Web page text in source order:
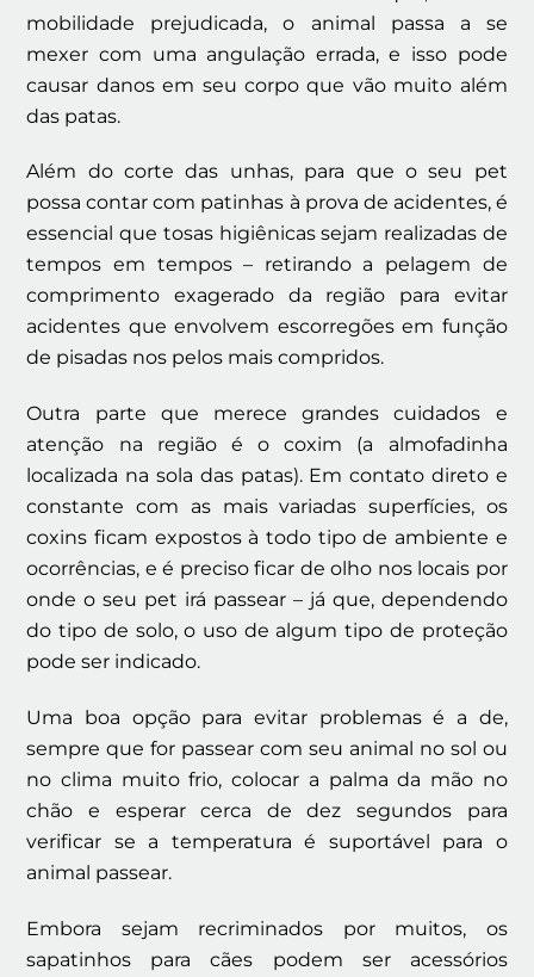
mobilidade prejudicada, o animal passa a se
mexer com uma angulação errada, e isso pode
causar danos em seu corpo que vão muito além
das patas.
Além do corte das unhas, para que o seu pet
possa contar com patinhas à prova de acidentes, é
essencial que tosas higiênicas sejam realizadas de
tempos em tempos – retirando a pelagem de
comprimento exagerado da região para evitar
acidentes que envolvem escorregões em função
de pisadas nos pelos mais compridos.
Outra parte que merece grandes cuidados e
atenção na região é o coxim (a almofadinha
localizada na sola das patas). Em contato direto e
constante com as mais variadas superfícies, os
coxins ficam expostos à todo tipo de ambiente e
ocorrências, e é preciso ficar de olho nos locais por
onde o seu pet irá passear – já que, dependendo
do tipo de solo, o uso de algum tipo de proteção
pode ser indicado.
Uma boa opção para evitar problemas é a de,
sempre que for passear com seu animal no sol ou
no clima muito frio, colocar a palma da mão no
chão e esperar cerca de dez segundos para
verificar se a temperatura é suportável para o
animal passear.
Embora sejam recriminados por muitos, os
sapatinhos para cães podem ser acessórios